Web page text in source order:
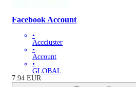
Facebook Account
•
Acccluster
•
Account
•
GLOBAL
7.94 EUR